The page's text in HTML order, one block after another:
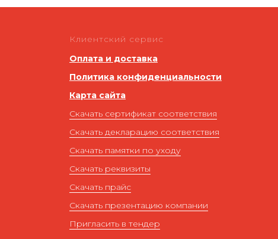
Клиентский сервис
Оплата и доставка
Политика конфиденциальности
Карта сайта
Скачать сертификат соответствия
Скачать декларацию соответствия
Скачать памятки по уходу
Скачать реквизиты
Скачать прайс
Скачать презентацию компании
Пригласить в тендер